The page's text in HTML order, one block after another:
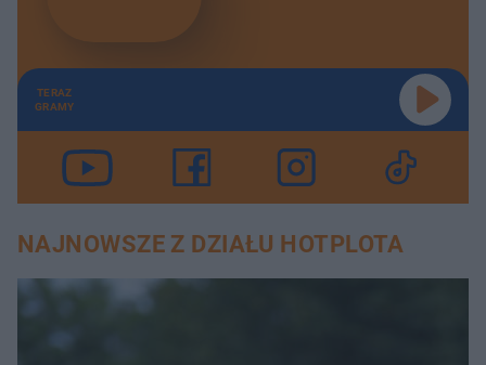
TERAZ
GRAMY
NAJNOWSZE Z DZIAŁU HOTPLOTA